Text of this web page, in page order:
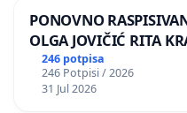
PONOVNO
OLGA JOVIČIĆ RITA
246 potpisa
246 Potpisi / 2026
31 Jul 2026